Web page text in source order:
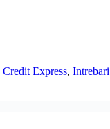
Credit Express,